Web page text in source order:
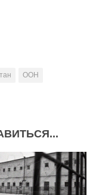
ООН